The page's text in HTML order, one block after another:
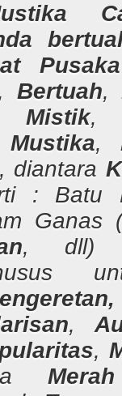
Pusaka
Bertuah,
Mistik,
,
, diantara
: Batu
,
,
,